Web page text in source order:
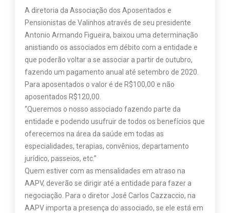
A diretoria da Associação dos Aposentados e
Pensionistas de Valinhos através de seu presidente
Antonio Armando Figueira, baixou uma determinação
anistiando os associados em débito com a entidade e
que poderão voltar a se associar a partir de outubro,
fazendo um pagamento anual até setembro de 2020.
Para aposentados o valor é de R$100,00 e não
aposentados R$120,00.
“Queremos o nosso associado fazendo parte da
entidade e podendo usufruir de todos os benefícios que
oferecemos na área da saúde em todas as
especialidades, terapias, convênios, departamento
jurídico, passeios, etc.”
Quem estiver com as mensalidades em atraso na
AAPV, deverão se dirigir até a entidade para fazer a
negociação. Para o diretor José Carlos Cazzaccio, na
AAPV importa a presença do associado, se ele está em